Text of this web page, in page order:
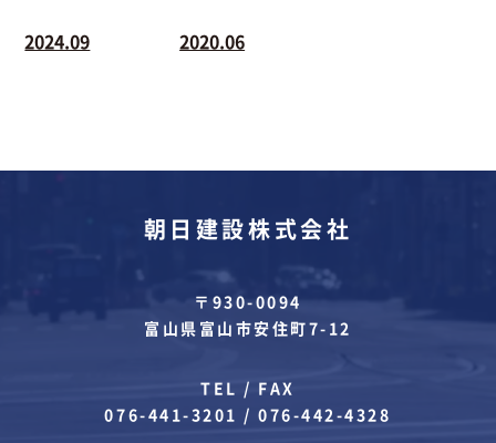
2024.09 2020.06
朝日建設株式会社
〒930-0094
富山県富山市安住町7-12
TEL / FAX
076-441-3201 /076-442-4328